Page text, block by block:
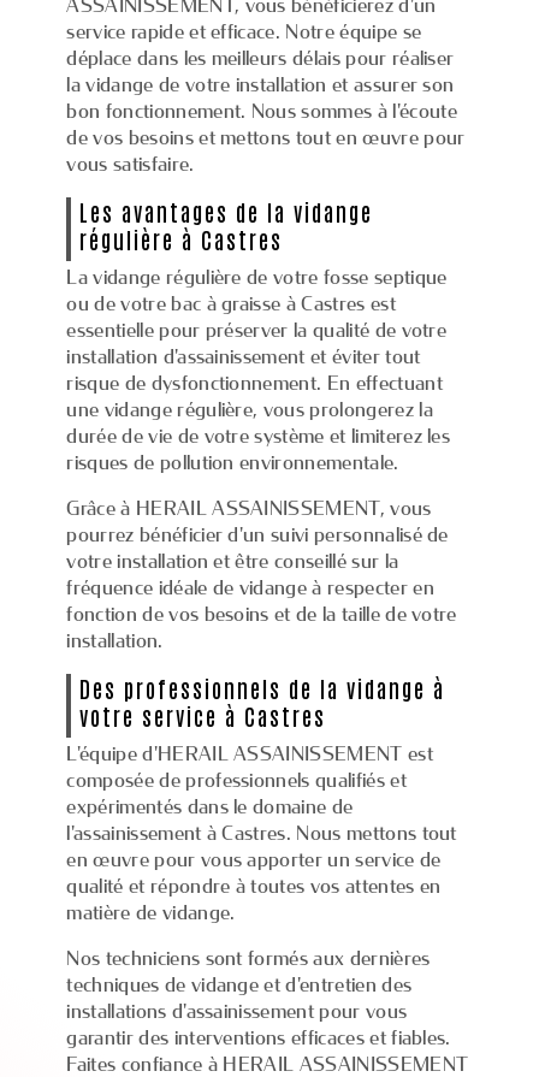
ASSAINISSEMENT, vous bénéficierez d'un
service rapide et efficace. Notre équipe se
déplace dans les meilleurs délais pour réaliser
la vidange de votre installation et assurer son
bon fonctionnement. Nous sommes à l'écoute
de vos besoins et mettons tout en œuvre pour
vous satisfaire.
Les avantages de la vidange
régulière à Castres
La vidange régulière de votre fosse septique
ou de votre bac à graisse à Castres est
essentielle pour préserver la qualité de votre
installation d'assainissement et éviter tout
risque de dysfonctionnement. En effectuant
une vidange régulière, vous prolongerez la
durée de vie de votre système et limiterez les
risques de pollution environnementale.
Grâce à HERAIL ASSAINISSEMENT, vous
pourrez bénéficier d'un suivi personnalisé de
votre installation et être conseillé sur la
fréquence idéale de vidange à respecter en
fonction de vos besoins et de la taille de votre
installation.
Des professionnels de la vidange à
votre service à Castres
L'équipe d'HERAIL ASSAINISSEMENT est
composée de professionnels qualifiés et
expérimentés dans le domaine de
l'assainissement à Castres. Nous mettons tout
en œuvre pour vous apporter un service de
qualité et répondre à toutes vos attentes en
matière de vidange.
Nos techniciens sont formés aux dernières
techniques de vidange et d'entretien des
installations d'assainissement pour vous
garantir des interventions efficaces et fiables.
Faites confiance à HERAIL ASSAINISSEMENT